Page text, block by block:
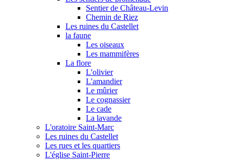
Sentier de Château-Levin
Chemin de Riez
Les ruines du Castellet
la faune
Les oiseaux
Les mammifères
La flore
L'olivier
L'amandier
Le mûrier
Le cognassier
Le cade
La lavande
L'oratoire Saint-Marc
Les ruines du Castellet
Les rues et les quartiers
L'église Saint-Pierre